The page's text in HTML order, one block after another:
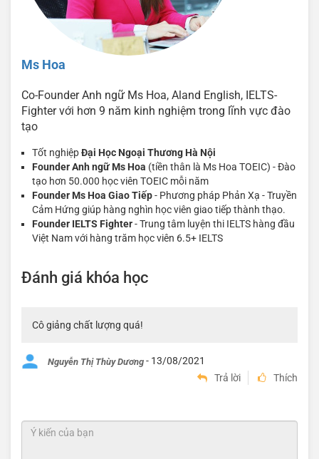
Ms Hoa
Co-Founder Anh ngữ Ms Hoa, Aland English, IELTS-
Fighter với hơn 9 năm kinh nghiệm trong lĩnh vực đào
tạo
Tốt nghiệpĐại Học Ngoại Thương Hà Nội
Founder Anh ngữ Ms Hoa (tiền thân là Ms Hoa TOEIC) - Đào
tạo hơn 50.000 học viên TOEIC mỗi năm
Founder Ms Hoa Giao Tiếp- Phương pháp Phản Xạ - Truyền
Cảm Hứng giúp hàng nghìn học viên giao tiếp thành thạo.
Founder IELTS Fighter- Trung tâm luyện thi IELTS hàng đầu
Việt Nam với hàng trăm học viên 6.5+ IELTS
Đánh giá khóa học
Cô giảng chất lượng quá!
Nguyễn Thị Thùy Dương - 13/08/2021
Trả lời
Thích